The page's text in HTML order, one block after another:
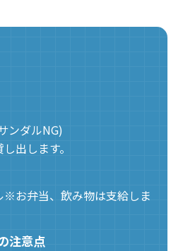
ンダルNG)
出します。
※お弁当、飲み物は支給しま
注意点